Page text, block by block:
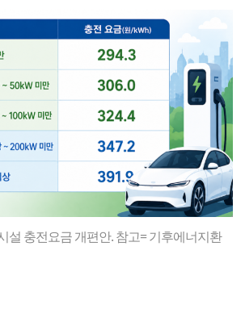
설 충전요금 개편안. 참고= 기후에너지환